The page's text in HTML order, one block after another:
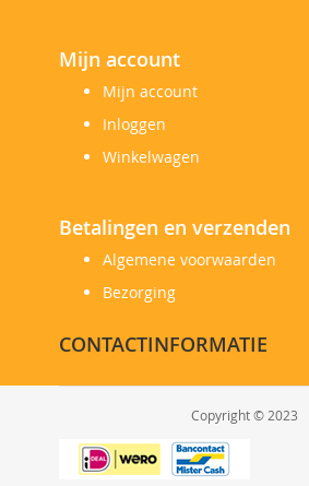
Mijn account
Mijn account
Inloggen
Winkelwagen
Betalingen en verzenden
Algemene voorwaarden
Bezorging
CONTACTINFORMATIE
Copyright © 2023